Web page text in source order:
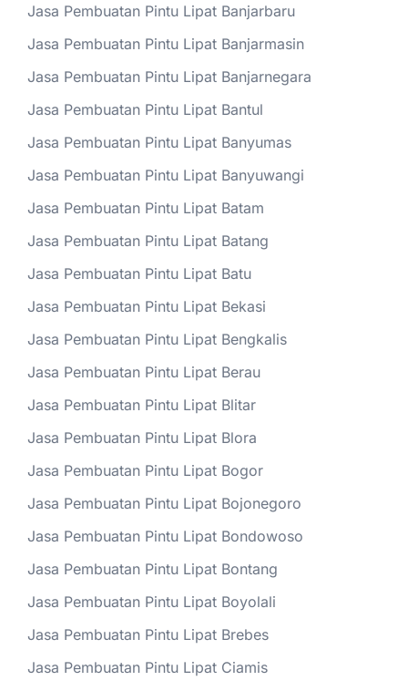
Jasa Pembuatan Pintu Lipat Banjarbaru
Jasa Pembuatan Pintu Lipat Banjarmasin
Jasa Pembuatan Pintu Lipat Banjarnegara
Jasa Pembuatan Pintu Lipat Bantul
Jasa Pembuatan Pintu Lipat Banyumas
Jasa Pembuatan Pintu Lipat Banyuwangi
Jasa Pembuatan Pintu Lipat Batam
Jasa Pembuatan Pintu Lipat Batang
Jasa Pembuatan Pintu Lipat Batu
Jasa Pembuatan Pintu Lipat Bekasi
Jasa Pembuatan Pintu Lipat Bengkalis
Jasa Pembuatan Pintu Lipat Berau
Jasa Pembuatan Pintu Lipat Blitar
Jasa Pembuatan Pintu Lipat Blora
Jasa Pembuatan Pintu Lipat Bogor
Jasa Pembuatan Pintu Lipat Bojonegoro
Jasa Pembuatan Pintu Lipat Bondowoso
Jasa Pembuatan Pintu Lipat Bontang
Jasa Pembuatan Pintu Lipat Boyolali
Jasa Pembuatan Pintu Lipat Brebes
Jasa Pembuatan Pintu Lipat Ciamis